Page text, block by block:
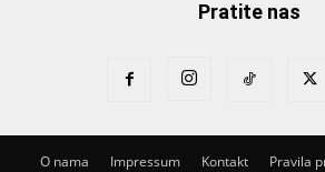
Pratite nas
O nama Impressum Kontakt Pravila